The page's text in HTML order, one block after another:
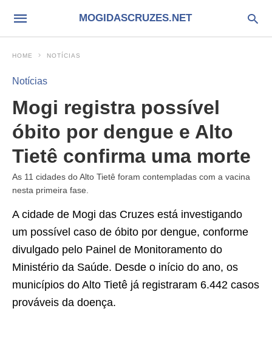
MOGIDASCRUZES.NET
HOME NOTÍCIAS
Notícias
Mogi registra possível
óbito por dengue e Alto
Tietê confirma uma morte
As 11 cidades do Alto Tietê foram contempladas com a vacina
nesta primeira fase.
A cidade de Mogi das Cruzes está investigando
um possível caso de óbito por dengue, conforme
divulgado pelo Painel de Monitoramento do
Ministério da Saúde. Desde o início do ano, os
municípios do Alto Tietê já registraram 6.442 casos
prováveis da doença.